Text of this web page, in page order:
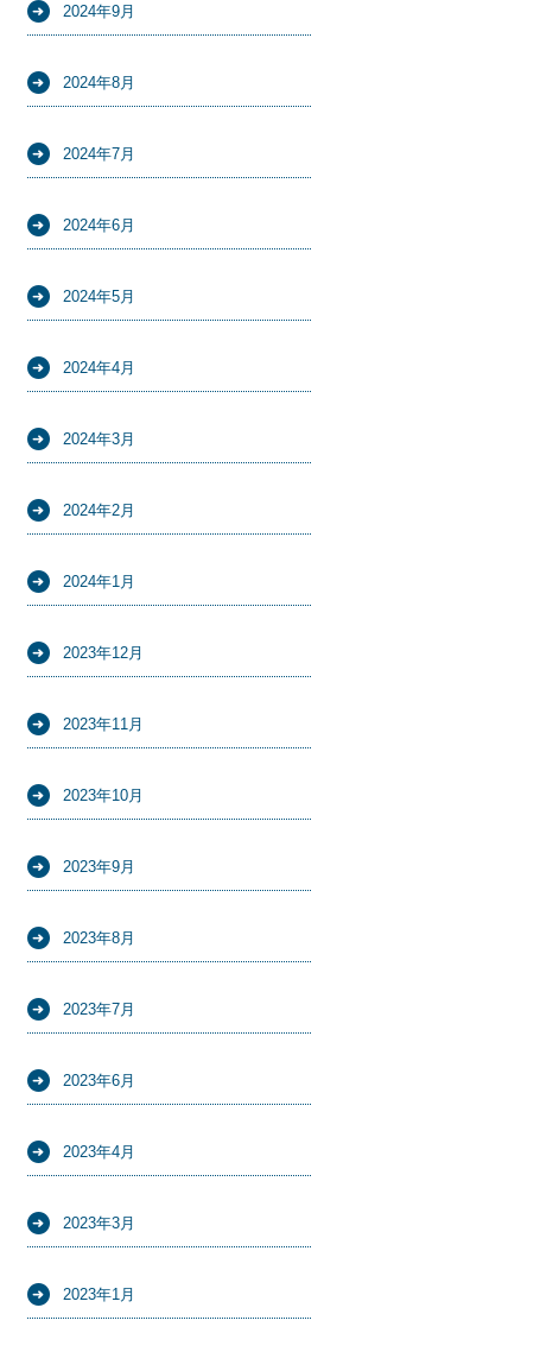
2024年9月
2024年8月
2024年7月
2024年6月
2024年5月
2024年4月
2024年3月
2024年2月
2024年1月
2023年12月
2023年11月
2023年10月
2023年9月
2023年8月
2023年7月
2023年6月
2023年4月
2023年3月
2023年1月